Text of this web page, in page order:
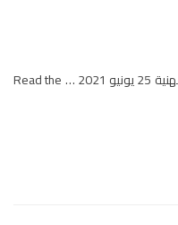
لائحة المرشحين لإجتياز امتحانات الكفائة المهنية 25 يونيو 2021 … Read the